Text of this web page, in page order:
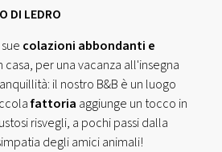
DI LEDRO
colazioni abbondanti e
casa, per una vacanza all'insegna
il nostro B&B è un luogo
fattoria aggiunge un tocco in
risvegli, a pochi passi dalla
degli amici animali!